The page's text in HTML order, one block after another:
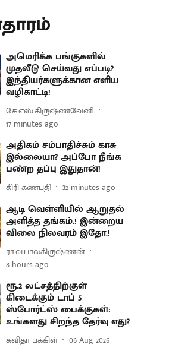
அமெரிக்க பங்குகளில்
முதலீடு செய்வது எப்படி?
இந்தியர்களுக்கான எளிய
வழிகாட்டி!
கே.எஸ்.கிருஷ்ணவேனி
17 minutes ago
அதிகம் சம்பாதிச்சும் காசு
இல்லையா? அப்போ நீங்க
பண்ற தப்பு இதுதான்!
கிரி கணபதி 32 minutes ago
ஆடி வெள்ளியில் ஆறுதல்
அளித்த தங்கம்.! இன்றைய
விலை நிலவரம் இதோ.!
ரா.வ.பாலகிருஷ்ணன்
8 hours ago
ரூ.2 லட்சத்திற்குள்
கிடைக்கும் டாப் 5
ஸ்போர்ட்ஸ் பைக்குகள்:
உங்களது சிறந்த தேர்வு எது?
கவிதா பக்கிள் 06 Aug 2026